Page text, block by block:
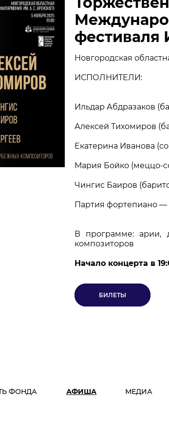
490-33-00
г. Москва, ул. Школьная, 27 стр. 1
ПОМОЧЬ ФОНДУ
фестиваля
Новгородская
ИСПОЛНИТЕЛИ:
Ильдар Абдразаков
Алексей Тихомиров
Екатерина Иванова
Мария Бойко (меццо-
Чингис Баиров
Партия фортепиано —
В программе: арии,
композиторов
Начало концерта в
БИЛЕТЫ
ФОНДА АФИША МЕДИА